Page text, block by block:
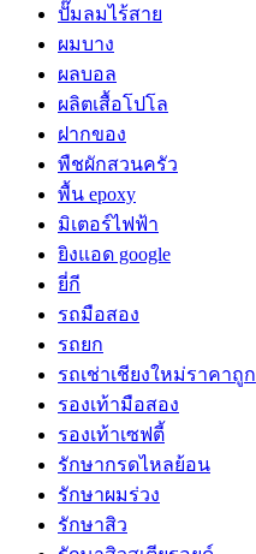
ปั๊มลมไร้สาย
ผมบาง
ผลบอล
ผลิตเสื้อโปโล
ฝากของ
พืชผักสวนครัว
พื้น epoxy
มิเตอร์ไฟฟ้า
ยิงแอด google
ยี่กี
รถมือสอง
รถยก
รถเช่าเชียงใหม่ราคาถูก
รองเท้ามือสอง
รองเท้าเซฟตี้
รักษากรดไหลย้อน
รักษาผมร่วง
รักษาสิว